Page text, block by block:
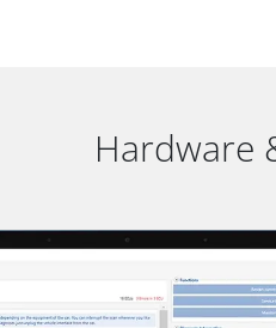
Hardware